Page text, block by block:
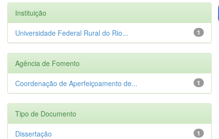
Instituição
1
Universidade Federal Rural do Rio...
Agência de Fomento
1
Coordenação de Aperfeiçoamento de...
Tipo de Documento
1
Dissertação